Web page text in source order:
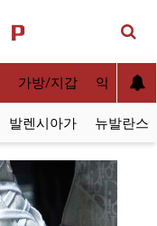
가방/지갑 악세사리
발렌시아가 뉴발란스